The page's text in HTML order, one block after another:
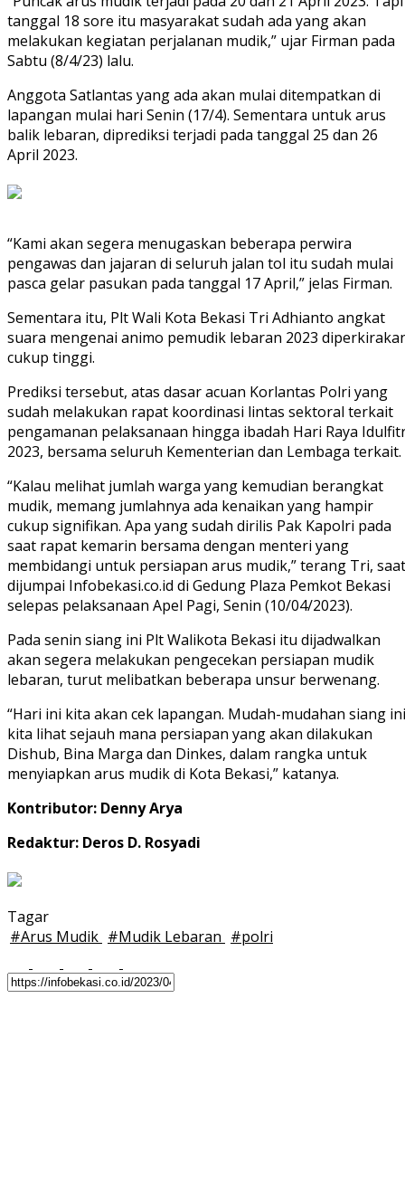
tanggal 18 sore itu masyarakat sudah ada yang akan
melakukan kegiatan perjalanan mudik,” ujar Firman pada
Sabtu (8/4/23) lalu.
Anggota Satlantas yang ada akan mulai ditempatkan di
lapangan mulai hari Senin (17/4). Sementara untuk arus
balik lebaran, diprediksi terjadi pada tanggal 25 dan 26
April 2023.
“Kami akan segera menugaskan beberapa perwira
pengawas dan jajaran di seluruh jalan tol itu sudah mulai
pasca gelar pasukan pada tanggal 17 April,” jelas Firman.
Sementara itu, Plt Wali Kota Bekasi Tri Adhianto angkat
suara mengenai animo pemudik lebaran 2023
cukup tinggi.
Prediksi tersebut, atas dasar acuan Korlantas Polri yang
sudah melakukan rapat koordinasi lintas sektoral terkait
pengamanan pelaksanaan hingga ibadah Hari Raya
2023, bersama seluruh Kementerian dan Lembaga terkait.
“Kalau melihat jumlah warga yang kemudian berangkat
mudik, memang jumlahnya ada kenaikan yang hampir
cukup signifikan. Apa yang sudah dirilis Pak Kapolri pada
saat rapat kemarin bersama dengan menteri yang
membidangi untuk persiapan arus mudik,” terang Tri, saat
dijumpai Infobekasi.co.id di Gedung Plaza Pemkot Bekasi
selepas pelaksanaan Apel Pagi, Senin (10/04/2023).
Pada senin siang ini Plt Walikota Bekasi itu dijadwalkan
akan segera melakukan pengecekan persiapan mudik
lebaran, turut melibatkan beberapa unsur berwenang.
“Hari ini kita akan cek lapangan. Mudah-mudahan siang ini
kita lihat sejauh mana persiapan yang akan dilakukan
Dishub, Bina Marga dan Dinkes, dalam rangka untuk
menyiapkan arus mudik di Kota Bekasi,” katanya.
Kontributor: Denny Arya
Redaktur: Deros D. Rosyadi
Tagar
#Arus Mudik #Mudik Lebaran #polri